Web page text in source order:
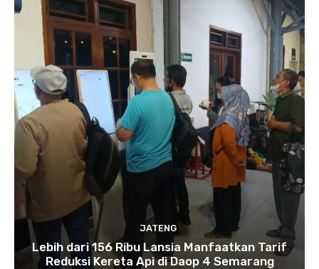
JATENG
Lebih dari 156 Ribu Lansia Manfaatkan Tarif
Reduksi Kereta Api di Daop 4 Semarang